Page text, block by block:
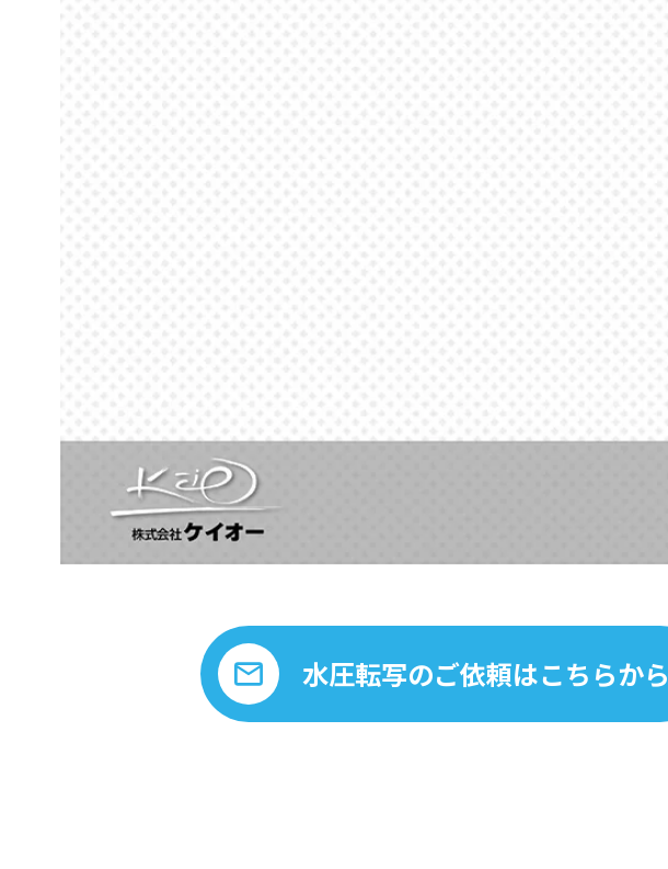
水圧転写のご依頼はこちらから